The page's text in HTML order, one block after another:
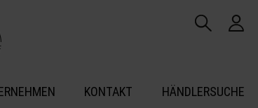
KONTAKT HÄNDLERSUCHE